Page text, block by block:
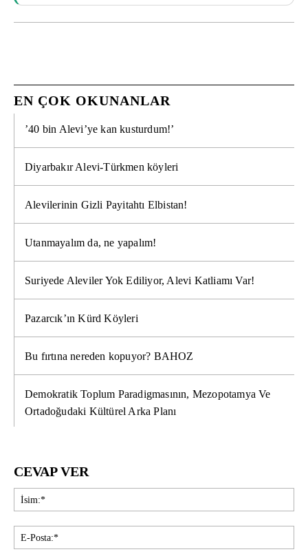
EN ÇOK OKUNANLAR
’40 bin Alevi’ye kan kusturdum!’
Diyarbakır Alevi-Türkmen köyleri
Alevilerinin Gizli Payitahtı Elbistan!
Utanmayalım da, ne yapalım!
Suriyede Aleviler Yok Ediliyor, Alevi Katliamı Var!
Pazarcık’ın Kürd Köyleri
Bu fırtına nereden kopuyor? BAHOZ
Demokratik Toplum Paradigmasının, Mezopotamya Ve
Ortadoğudaki Kültürel Arka Planı
CEVAP VER